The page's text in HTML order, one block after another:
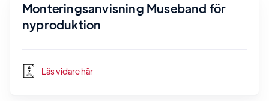
Monteringsanvisning Museband för
nyproduktion
Läs vidare här